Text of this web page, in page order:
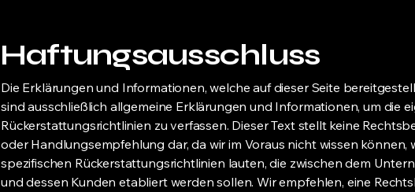
Haftungsausschluss
Die Erklärungen und Informationen, welche auf dieser Seite
sind ausschließlich allgemeine Erklärungen und Informationen, um die
Rückerstattungsrichtlinien zu verfassen. Dieser Text stellt keine
oder Handlungsempfehlung dar, da wir im Voraus nicht wissen können,
spezifischen Rückerstattungsrichtlinien lauten, die zwischen dem
und dessen Kunden etabliert werden sollen. Wir empfehlen, eine